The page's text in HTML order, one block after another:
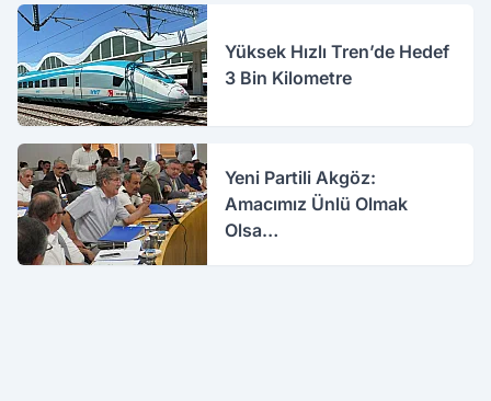
Yüksek Hızlı Tren’de Hedef
3 Bin Kilometre
Yeni Partili Akgöz:
Amacımız Ünlü Olmak
Olsa…